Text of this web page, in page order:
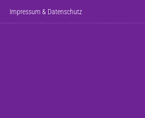
Impressum & Datenschutz